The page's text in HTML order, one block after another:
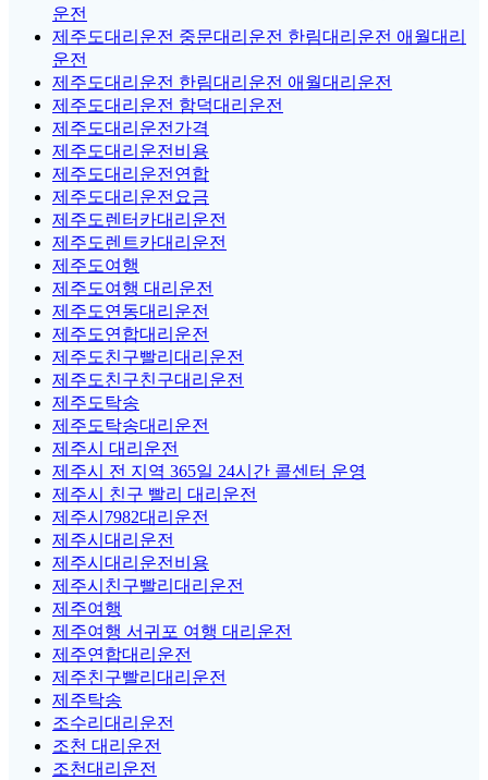
운전
제주도대리운전 중문대리운전 한림대리운전 애월대리
운전
제주도대리운전 한림대리운전 애월대리운전
제주도대리운전 함덕대리운전
제주도대리운전가격
제주도대리운전비용
제주도대리운전연합
제주도대리운전요금
제주도렌터카대리운전
제주도렌트카대리운전
제주도여행
제주도여행 대리운전
제주도연동대리운전
제주도연합대리운전
제주도친구빨리대리운전
제주도친구친구대리운전
제주도탁송
제주도탁송대리운전
제주시 대리운전
제주시 전 지역 365일 24시간 콜센터 운영
제주시 친구 빨리 대리운전
제주시7982대리운전
제주시대리운전
제주시대리운전비용
제주시친구빨리대리운전
제주여행
제주여행 서귀포 여행 대리운전
제주연합대리운전
제주친구빨리대리운전
제주탁송
조수리대리운전
조천 대리운전
조천대리운전